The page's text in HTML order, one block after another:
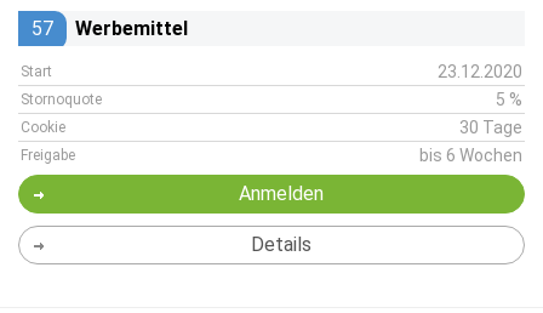
57 Werbemittel
Start 23.12.2020
Stornoquote 5 %
Cookie 30 Tage
Freigabe bis 6 Wochen
Anmelden
Details